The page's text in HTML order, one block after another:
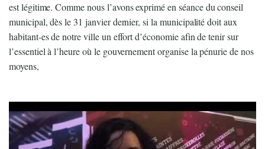
est légitime. Comme nous l’avons exprimé en séance du conseil
municipal, dès le 31 janvier dernier, si la municipalité doit aux
habitant-es de notre ville un effort d’économie afin de tenir sur
l’essentiel à l’heure où le gouvernement organise la pénurie de nos
moyens,